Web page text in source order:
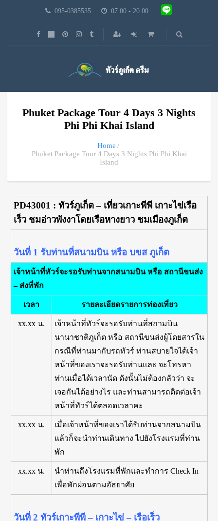
095-0385535 07.00 - 20.00
Phuket Package Tour 4 Days 3 Nights
Phi Phi Khai Island
Home
Phuket Package Tour 4 Days 3 Nights Phi Phi Khai
Island
PD43001 : ทัวร์ภูเก็ต – เที่ยวเกาะพีพี เกาะไข่เรือ
เร็ว ชมอ่าวพังงาโดยเรือหางยาว ชมเมืองภูเก็ต
วันที่ 1 รับท่านที่สนามบิน หรือ บขส ภูเก็ต
เจ้าหน้าที่ทัวร์จะรอรับท่านจากสนามบิน หรือ สถานีขนส่ง
– ส่งที่พัก
เวลา รายละเอียดรายการท่องเที่ยว
xx.xx น.
เจ้าหน้าที่ทัวร์จะรอรับท่านที่สถามบิน
นานาชาติภูเก็ต หรือ สถานีขนส่งผู้โดยสารใน
กรณีที่ท่านมากับรถทัวร์ ท่านสบายใจได้เจ้า
หน้าที่ของเราจะรอรับท่านและ จะโทรหา
ท่านเมื่อได้เวลานัด ดังนั้นไม่ต้องกลัวว่า จะ
เจอกันได้อย่างไร และท่านสามารถติดต่อเจ้า
หน้าที่ทัวร์ได้ตลอดเวลาคะ
xx.xx น.
เมื่อเจ้าหน้าที่ของเราได้รับท่านจากสนามบิน
แล้วก็จะนำท่านเดินทาง ไปยังโรงแรมที่ท่าน
พัก
xx.xx น.
นำท่านถึงโรงแรมที่พักและทำการ Check In
เพื่อพักผ่อนตามอัธยาศัย
วันที่ 2 ทัวร์เกาะพีพี – เกาะไข่ – เรือเร็ว